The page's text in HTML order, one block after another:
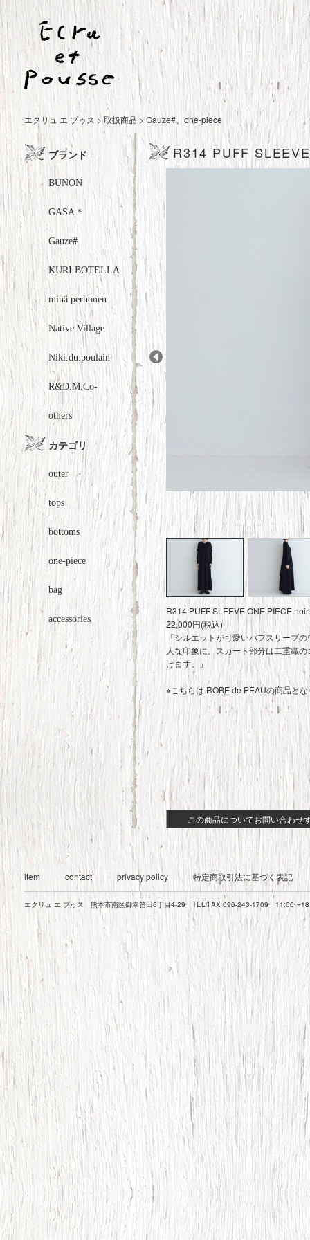
エクリュ エ プゥス >取扱商品 > Gauze# one-piece
ブランド
BUNON
GASA＊
Gauze#
KURI BOTELLA
minä perhonen
Native Village
Niki.du.poulain
R&D.M.Co-
others
カテゴリ
outer
tops
bottoms
one-piece
bag
accessories
R314 PUFF
Prev
R314 PUFF SLEEVE ONE PIECE
22,000円(税込)
「シルエットが可愛いパフスリーブ
人な印象に。スカート部分は二重織
けます。」
※こちらは ROBE de PEAUの商品と
この商品についてお問い合わせ
item contact privacy policy 特定商取引法に基づく表記
エクリュ エ プゥス 熊本市南区御幸笛田6丁目4-29 TEL/FAX 096-243-1709 11:00〜